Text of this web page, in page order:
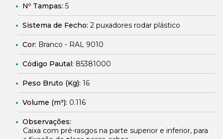
Nº Tampas: 5
Sistema de Fecho: 2 puxadores rodar plástico
Cor: Branco - RAL 9010
Código Pautal: 85381000
Peso Bruto (Kg): 16
Volume (m³): 0.116
Observações:
Caixa com pré-rasgos na parte superior e inferior, para